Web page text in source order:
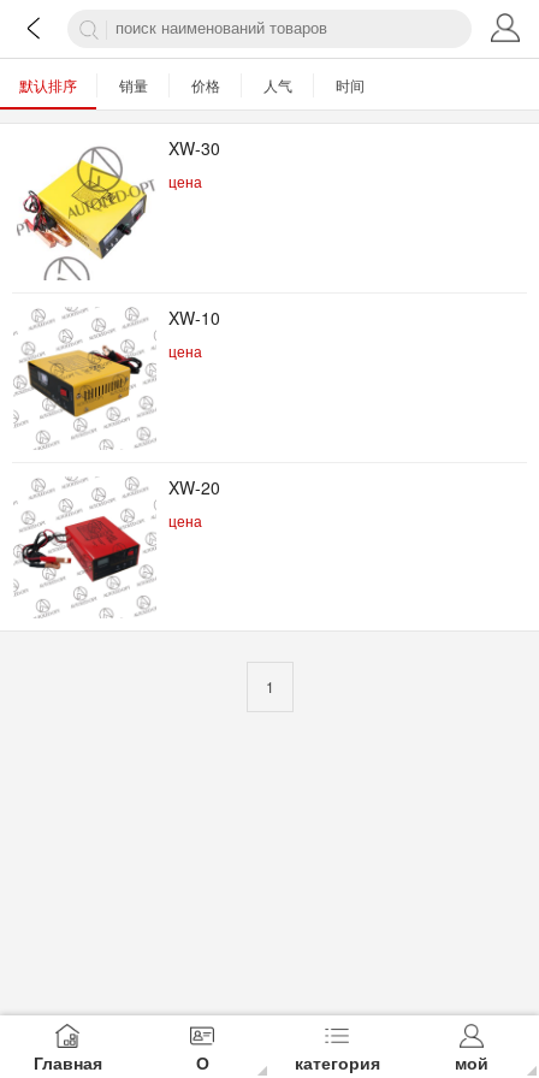
Главная О категория мой
默认排序 销量 价格 人气 时间
XW-30
цена
XW-10
цена
XW-20
цена
1